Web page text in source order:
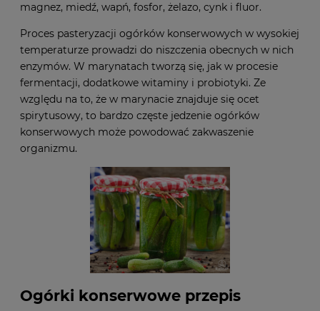
magnez, miedź, wapń, fosfor, żelazo, cynk i fluor.
Proces pasteryzacji ogórków konserwowych w wysokiej
temperaturze prowadzi do niszczenia obecnych w nich
enzymów. W marynatach tworzą się, jak w procesie
fermentacji, dodatkowe witaminy i probiotyki. Ze
względu na to, że w marynacie znajduje się ocet
spirytusowy, to bardzo częste jedzenie ogórków
konserwowych może powodować zakwaszenie
organizmu.
Ogórki konserwowe przepis